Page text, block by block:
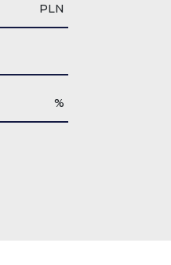
PLN
%